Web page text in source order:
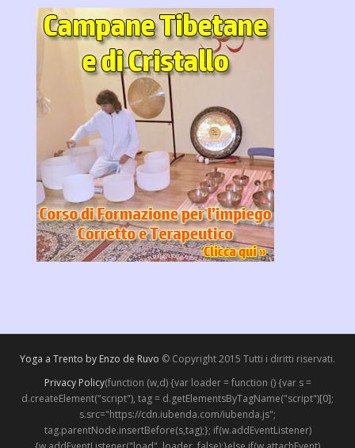
Yoga a Trento by Enzo de Ruvo © Copyright 2015 Tutti i diritti riservati.
Privacy Policy(function (w,d) {var loader = function () {var s =
d.createElement("script"), tag = d.getElementsByTagName("script")[0];
s.src="https://cdn.iubenda.com/iubenda.js";
tag.parentNode.insertBefore(s,tag);}; if(w.addEventListener)